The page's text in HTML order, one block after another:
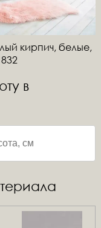
кирпич, белые,
в